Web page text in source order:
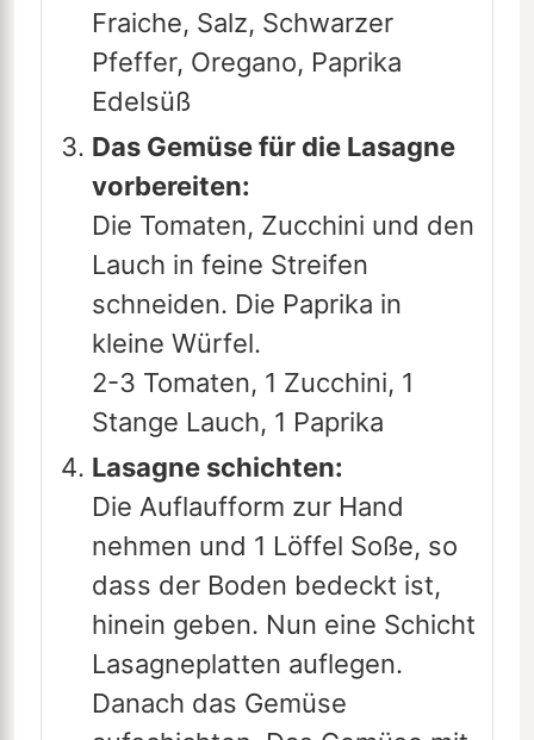
Fraiche, Salz, Schwarzer
Pfeffer, Oregano, Paprika
Edelsüß
Das Gemüse für die Lasagne
vorbereiten:
Die Tomaten, Zucchini und den
Lauch in feine Streifen
schneiden. Die Paprika in
kleine Würfel.
2-3 Tomaten, 1 Zucchini, 1
Stange Lauch, 1 Paprika
Lasagne schichten:
Die Auflaufform zur Hand
nehmen und 1 Löffel Soße, so
dass der Boden bedeckt ist,
hinein geben. Nun eine Schicht
Lasagneplatten auflegen.
Danach das Gemüse